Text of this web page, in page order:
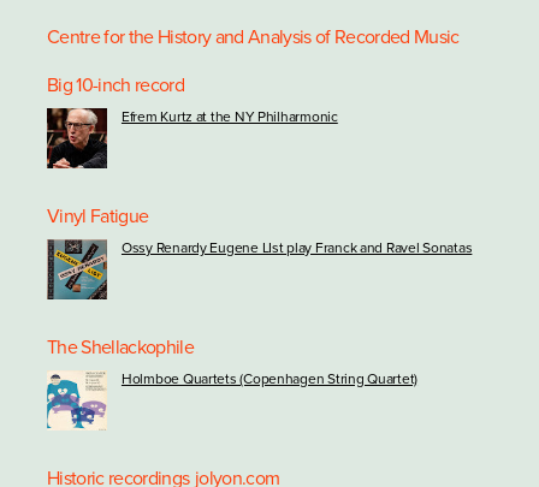
Centre for the History and Analysis of Recorded Music
Big 10-inch record
Efrem Kurtz at the NY Philharmonic
Vinyl Fatigue
Ossy Renardy Eugene LIst play Franck and Ravel Sonatas
The Shellackophile
Holmboe Quartets (Copenhagen String Quartet)
Historic recordings jolyon.com